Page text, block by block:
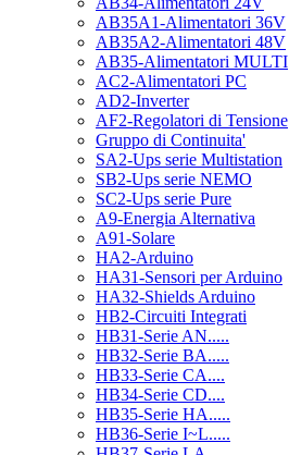
AB35A1-Alimentatori 36V
AB35A2-Alimentatori 48V
AB35-Alimentatori MULTI
AC2-Alimentatori PC
AD2-Inverter
AF2-Regolatori di Tensione
Gruppo di Continuita'
SA2-Ups serie Multistation
SB2-Ups serie NEMO
SC2-Ups serie Pure
A9-Energia Alternativa
A91-Solare
HA2-Arduino
HA31-Sensori per Arduino
HA32-Shields Arduino
HB2-Circuiti Integrati
HB31-Serie AN.....
HB32-Serie BA.....
HB33-Serie CA....
HB34-Serie CD....
HB35-Serie HA.....
HB36-Serie I~L.....